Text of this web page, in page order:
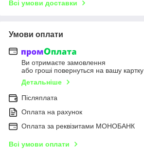
Всі умови доставки
Умови оплати
Ви отримаєте замовлення
або гроші повернуться на вашу картку
Детальніше
Післяплата
Оплата на рахунок
Оплата за реквізитами МОНОБАНК
Всі умови оплати